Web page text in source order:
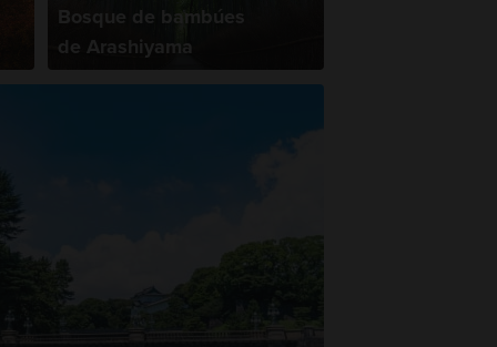
Bosque de bambúes
de Arashiyama